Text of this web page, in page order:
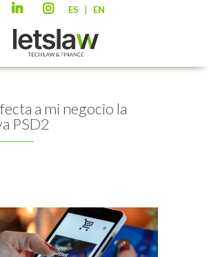
ES EN
a mi negocio la
PSD2